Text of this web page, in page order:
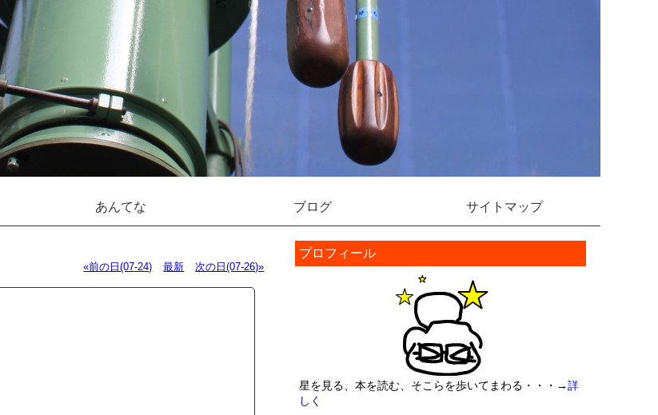
あんてな ブログ サイトマップ
«前の日(07-24)
最新 次の日(07-26)»
プロフィール
星を見る、本を読む、そこらを歩いてまわる・・・→詳
しく